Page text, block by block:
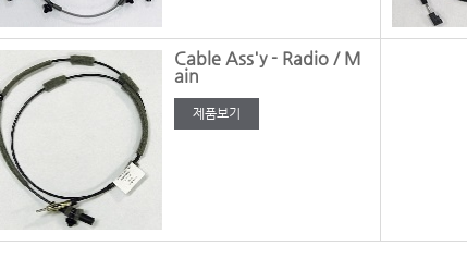
Cable Ass'y - Radio / M
ain
제품보기